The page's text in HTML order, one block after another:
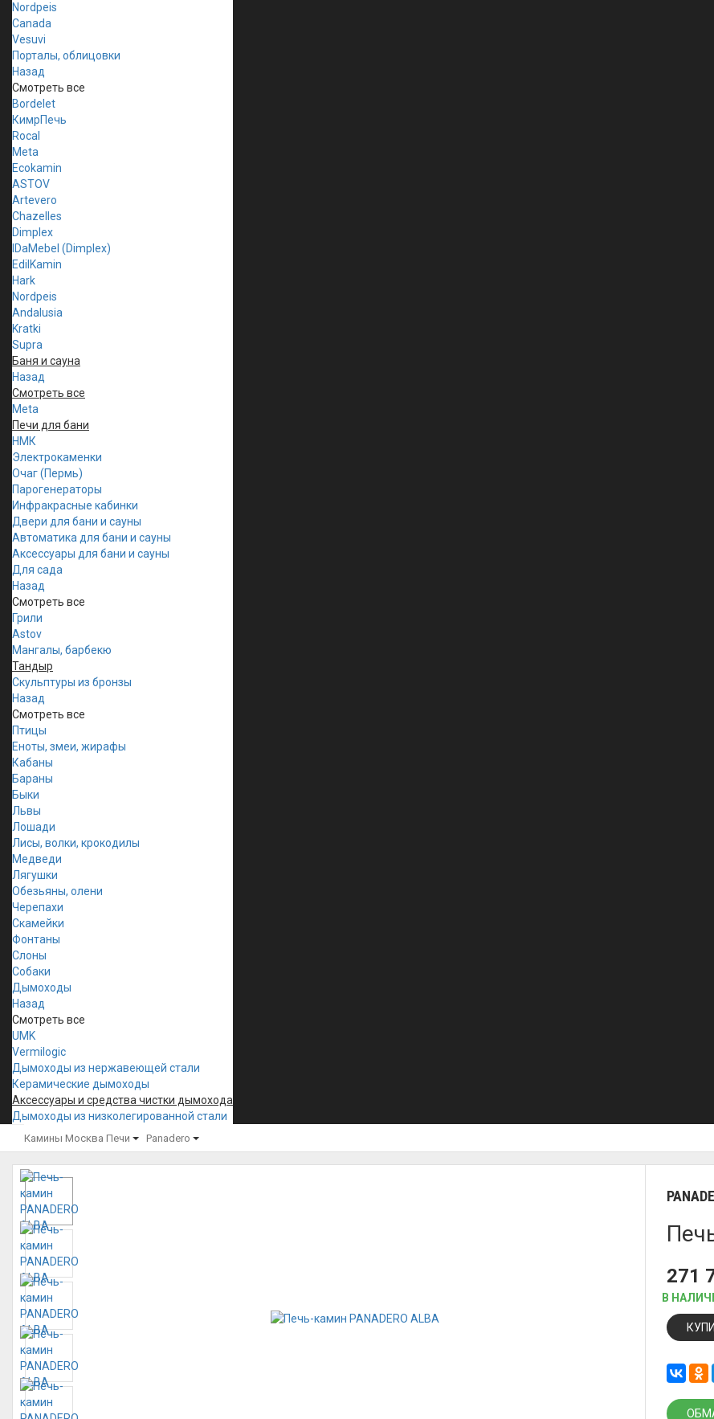
Nordpeis
Canada
Vesuvi
Порталы, облицовки
Назад
Смотреть все
Bordelet
КимрПечь
Rocal
Meta
Ecokamin
ASTOV
Artevero
Chazelles
Dimplex
IDaMebel (Dimplex)
EdilKamin
Hark
Nordpeis
Andalusia
Kratki
Supra
Баня и сауна
Назад
Смотреть все
Meta
Печи для бани
НМК
Электрокаменки
Очаг (Пермь)
Парогенераторы
Инфракрасные кабинки
Двери для бани и сауны
Автоматика для бани и сауны
Аксессуары для бани и сауны
Для сада
Назад
Смотреть все
Грили
Astov
Мангалы, барбекю
Тандыр
Скульптуры из бронзы
Назад
Смотреть все
Птицы
Еноты, змеи, жирафы
Кабаны
Бараны
Быки
Львы
Лошади
Лисы, волки, крокодилы
Медведи
Лягушки
Обезьяны, олени
Черепахи
Скамейки
Фонтаны
Слоны
Собаки
Дымоходы
Назад
Смотреть все
UMK
Vermilogic
Дымоходы из нержавеющей стали
Керамические дымоходы
Аксессуары и средства чистки дымохода
Дымоходы из низколегированной стали
Камины Москва Печи Panadero
271
В